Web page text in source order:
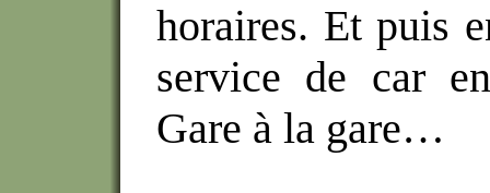
horaires. Et puis
service de car
Gare à la gare…